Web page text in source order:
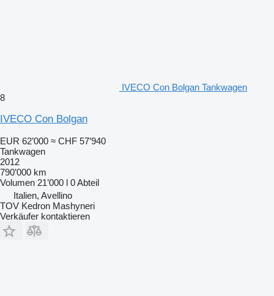
IVECO Con Bolgan Tankwagen
8
IVECO Con Bolgan
EUR 62’000 ≈ CHF 57’940
Tankwagen
2012
790’000 km
Volumen 21’000 l 0 Abteil
Italien, Avellino
TOV Kedron Mashyneri
Verkäufer kontaktieren